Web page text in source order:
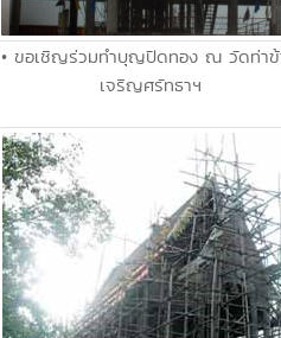
• ขอเชิญร่วมทำบุญปิดทอง ณ วัดท่าข้
เจริญศรัทธาฯ